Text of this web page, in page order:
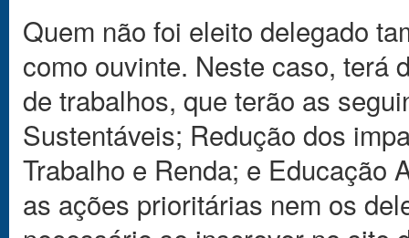
Quem não foi eleito delegado
como ouvinte. Neste caso, terá
de trabalhos, que terão as
Sustentáveis; Redução dos
Trabalho e Renda; e Educação
as ações prioritárias nem os